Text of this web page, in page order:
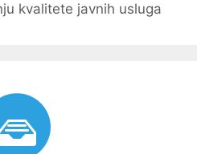
kvalitete javnih usluga